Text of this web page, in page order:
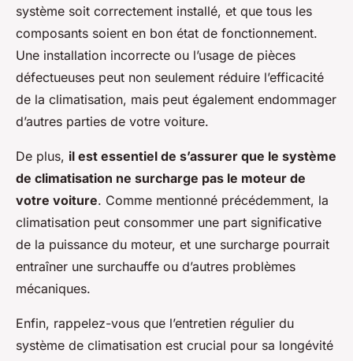
système soit correctement installé, et que tous les
composants soient en bon état de fonctionnement.
Une installation incorrecte ou l’usage de pièces
défectueuses peut non seulement réduire l’efficacité
de la climatisation, mais peut également endommager
d’autres parties de votre voiture.
De plus, il est essentiel de s’assurer que le système
de climatisation ne surcharge pas le moteur de
votre voiture. Comme mentionné précédemment, la
climatisation peut consommer une part significative
de la puissance du moteur, et une surcharge pourrait
entraîner une surchauffe ou d’autres problèmes
mécaniques.
Enfin, rappelez-vous que l’entretien régulier du
système de climatisation est crucial pour sa longévité